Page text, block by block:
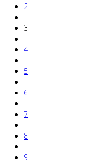
2
3
4
5
6
7
8
9